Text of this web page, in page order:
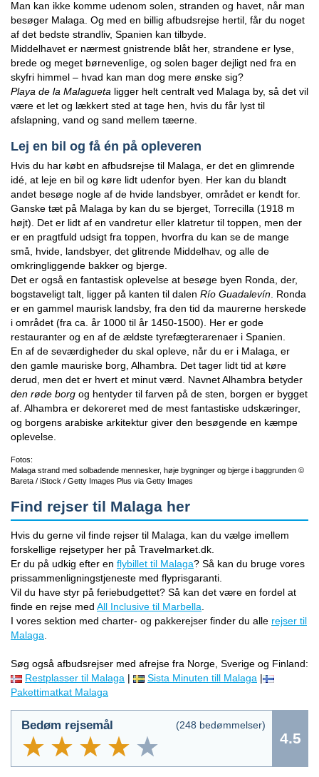
Man kan ikke komme udenom solen, stranden og havet, når man
besøger Malaga. Og med en billig afbudsrejse hertil, får du noget
af det bedste strandliv, Spanien kan tilbyde.
Middelhavet er nærmest gnistrende blåt her, strandene er lyse,
brede og meget børnevenlige, og solen bager dejligt ned fra en
skyfri himmel – hvad kan man dog mere ønske sig?
Playa de la Malagueta ligger helt centralt ved Malaga by, så det vil
være et let og lækkert sted at tage hen, hvis du får lyst til
afslapning, vand og sand mellem tæerne.
Lej en bil og få én på opleveren
Hvis du har købt en afbudsrejse til Malaga, er det en glimrende
idé, at leje en bil og køre lidt udenfor byen. Her kan du blandt
andet besøge nogle af de hvide landsbyer, området er kendt for.
Ganske tæt på Malaga by kan du se bjerget, Torrecilla (1918 m
højt). Det er lidt af en vandretur eller klatretur til toppen, men der
er en pragtfuld udsigt fra toppen, hvorfra du kan se de mange
små, hvide, landsbyer, det glitrende Middelhav, og alle de
omkringliggende bakker og bjerge.
Det er også en fantastisk oplevelse at besøge byen Ronda, der,
bogstaveligt talt, ligger på kanten til dalen Río Guadalevín . Ronda
er en gammel maurisk landsby, fra den tid da maurerne herskede
i området (fra ca. år 1000 til år 1450-1500). Her er gode
restauranter og en af de ældste tyrefægterarenaer i Spanien.
En af de seværdigheder du skal opleve, når du er i Malaga, er
den gamle mauriske borg, Alhambra. Det tager lidt tid at køre
derud, men det er hvert et minut værd. Navnet Alhambra betyder
den røde borg og hentyder til farven på de sten, borgen er bygget
af. Alhambra er dekoreret med de mest fantastiske udskæringer,
og borgens arabiske arkitektur giver den besøgende en kæmpe
oplevelse.
Fotos:
Malaga strand med solbadende mennesker, høje bygninger og bjerge i baggrunden ©
Bareta / iStock / Getty Images Plus via Getty Images
Find rejser til Malaga her
Hvis du gerne vil finde rejser til Malaga, kan du vælge imellem
forskellige rejsetyper her på Travelmarket.dk.
Er du på udkig efter en flybillet til Malaga? Så kan du bruge vores
prissammenligningstjeneste med flyprisgaranti.
Vil du have styr på feriebudgettet? Så kan det være en fordel at
finde en rejse med All Inclusive til Marbella
I vores sektion med charter- og pakkerejser finder du alle rejser til
Malaga
Søg også afbudsrejser med afrejse fra Norge, Sverige og Finland:
Restplasser til Malaga | Sista Minuten till Malaga |
Pakettimatkat Malaga
Bedøm rejsemål (248 bedømmelser)
4.5